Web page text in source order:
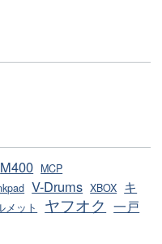
M400 MCP
V-Drums XBOX キ
メット ヤフオク 一戸